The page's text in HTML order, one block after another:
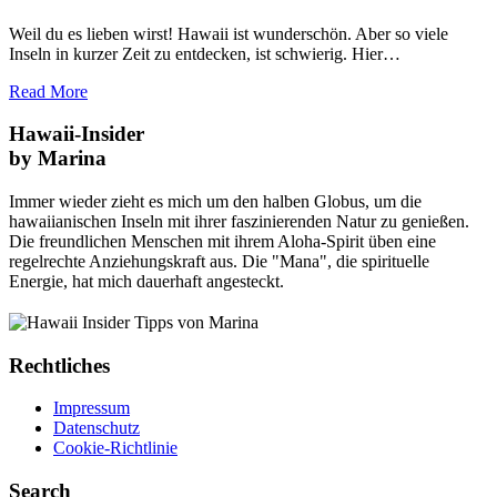
Weil du es lieben wirst! Hawaii ist wunderschön. Aber so viele
Inseln in kurzer Zeit zu entdecken, ist schwierig. Hier…
Read More
Hawaii-Insider
by Marina
Immer wieder zieht es mich um den halben Globus, um die
hawaiianischen Inseln mit ihrer faszinierenden Natur zu genießen.
Die freundlichen Menschen mit ihrem Aloha-Spirit üben eine
regelrechte Anziehungskraft aus. Die "Mana", die spirituelle
Energie, hat mich dauerhaft angesteckt.
Rechtliches
Impressum
Datenschutz
Cookie-Richtlinie
Search